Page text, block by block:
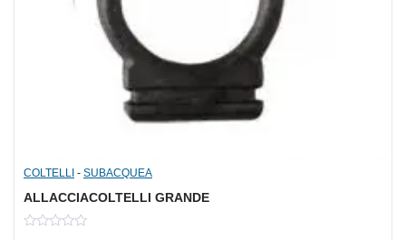
COLTELLI - SUBACQUEA
ALLACCIACOLTELLI GRANDE